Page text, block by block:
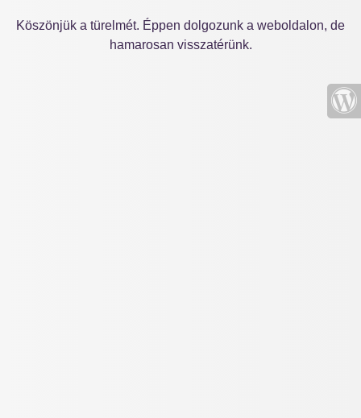
Köszönjük a türelmét. Éppen dolgozunk a weboldalon, de
hamarosan visszatérünk.